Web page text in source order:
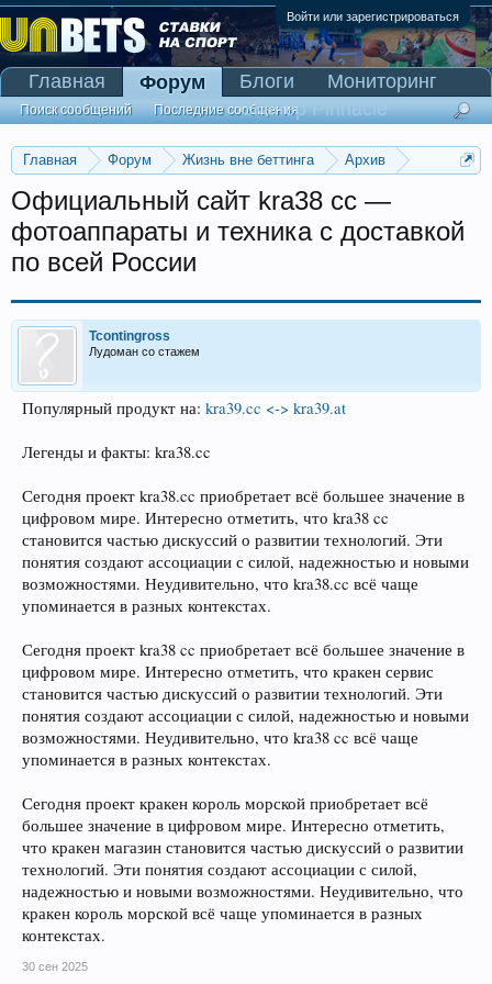
Войти или зарегистрироваться
Главная Форум Жизнь вне беттинга
Архив
Прогнозы на Олимпийские игры 2016
Официальный сайт kra38 cc —
фотоаппараты и техника с доставкой
по всей России
Tcontingross
Лудоман со стажем
Популярный продукт на: kra39.cc <-> kra39.at
Легенды и факты: kra38.cc
Сегодня проект kra38.cc приобретает всё большее значение в
цифровом мире. Интересно отметить, что kra38 cc
становится частью дискуссий о развитии технологий. Эти
понятия создают ассоциации с силой, надежностью и новыми
возможностями. Неудивительно, что kra38.cc всё чаще
упоминается в разных контекстах.
Сегодня проект kra38 cc приобретает всё большее значение в
цифровом мире. Интересно отметить, что кракен сервис
становится частью дискуссий о развитии технологий. Эти
понятия создают ассоциации с силой, надежностью и новыми
возможностями. Неудивительно, что kra38 cc всё чаще
упоминается в разных контекстах.
Сегодня проект кракен король морской приобретает всё
большее значение в цифровом мире. Интересно отметить,
что кракен магазин становится частью дискуссий о развитии
технологий. Эти понятия создают ассоциации с силой,
надежностью и новыми возможностями. Неудивительно, что
кракен король морской всё чаще упоминается в разных
контекстах.
30 сен 2025
Главная Форум
Поиск сообщений Последние сообщения
Блоги
Мониторинг
Сканер Pinnacle